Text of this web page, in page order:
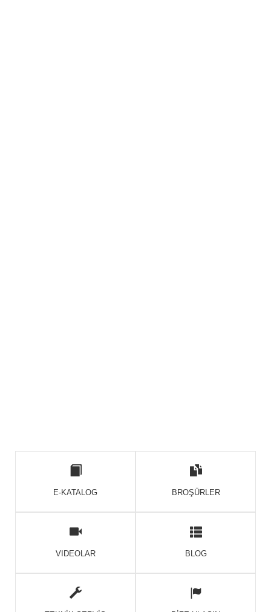
E-KATALOG BROŞÜRLER
VIDEOLAR BLOG